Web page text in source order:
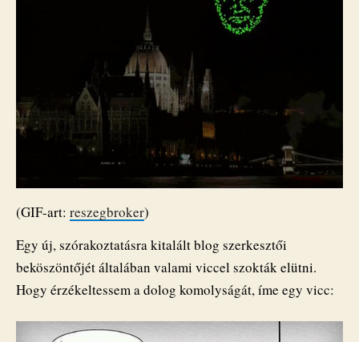
(GIF-art: reszegbroker)
Egy új, szórakoztatásra kitalált blog szerkesztői
beköszöntőjét általában valami viccel szokták elütni.
Hogy érzékeltessem a dolog komolyságát, íme egy vicc: